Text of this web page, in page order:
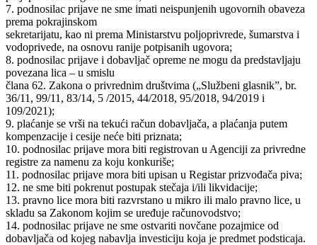
7. podnosilac prijave ne sme imati neispunjenih ugovornih obaveza
prema pokrajinskom
sekretarijatu, kao ni prema Ministarstvu poljoprivrede, šumarstva i
vodoprivede, na osnovu ranije potpisanih ugovora;
8. podnosilac prijave i dobavljač opreme ne mogu da predstavljaju
povezana lica ‒ u smislu
člana 62. Zakona o privrednim društvima („Službeni glasnik”, br.
36/11, 99/11, 83/14, 5 /2015, 44/2018, 95/2018, 94/2019 i
109/2021);
9. plaćanje se vrši na tekući račun dobavljača, a plaćanja putem
kompenzacije i cesije neće biti priznata;
10. podnosilac prijave mora biti registrovan u Agenciji za privredne
registre za namenu za koju konkuriše;
11. podnosilac prijave mora biti upisan u Registar prizvođača piva;
12. ne sme biti pokrenut postupak stečaja i/ili likvidacije;
13. pravno lice mora biti razvrstano u mikro ili malo pravno lice, u
skladu sa Zakonom kojim se uređuje računovodstvo;
14. podnosilac prijave ne sme ostvariti novčane pozajmice od
dobavljača od kojeg nabavlja investiciju koja je predmet podsticaja.